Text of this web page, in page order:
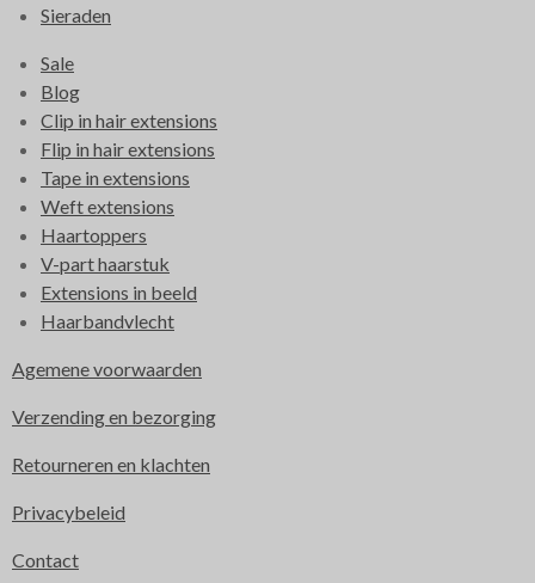
Sieraden
Sale
Blog
Clip in hair extensions
Flip in hair extensions
Tape in extensions
Weft extensions
Haartoppers
V-part haarstuk
Extensions in beeld
Haarbandvlecht
Agemene voorwaarden
Verzending en bezorging
Retourneren en klachten
Privacybeleid
Contact